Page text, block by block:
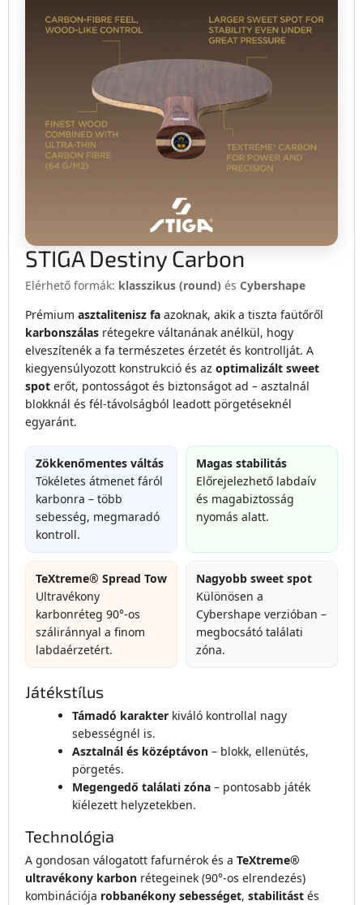
STIGA Destiny Carbon
Elérhető formák: klasszikus (round) és Cybershape
Prémium asztalitenisz fa azoknak, akik a tiszta faütőről
karbonszálas rétegekre váltanának anélkül, hogy
elveszítenék a fa természetes érzetét és kontrollját. A
kiegyensúlyozott konstrukció és az optimalizált sweet
spot erőt, pontosságot és biztonságot ad – asztalnál
blokknál és fél-távolságból leadott pörgetéseknél
egyaránt.
Zökkenőmentes váltás
Tökéletes átmenet fáról
karbonra – több
sebesség, megmaradó
kontroll.
Magas stabilitás
Előrejelezhető labdaív
és magabiztosság
nyomás alatt.
TeXtreme® Spread Tow
Ultravékony
karbonréteg 90°-os
száliránnyal a finom
labdaérzetért.
Nagyobb sweet spot
Különösen a
Cybershape verzióban –
megbocsátó találati
zóna.
Játékstílus
Támadó karakter kiváló kontrollal nagy
sebességnél is.
Asztalnál és középtávon – blokk, ellenütés,
pörgetés.
Megengedő találati zóna – pontosabb játék
kiélezett helyzetekben.
Technológia
A gondosan válogatott fafurnérok és a TeXtreme®
ultravékony karbon rétegeinek (90°-os elrendezés)
kombinációja robbanékony sebességet, stabilitást és